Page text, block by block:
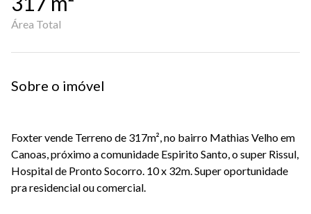
Área Total
Sobre o imóvel
Foxter vende Terreno de 317m², no bairro Mathias Velho em
Canoas, próximo a comunidade Espirito Santo, o super Rissul,
Hospital de Pronto Socorro. 10 x 32m. Super oportunidade
pra residencial ou comercial.